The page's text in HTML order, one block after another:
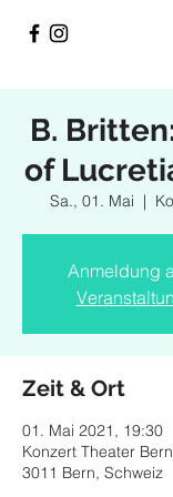
B.
of
Sa., 01. Mai
  |
Anmeldung
Zeit & Ort
01. Mai 2021, 19:30
Konzert Theater
3011 Bern, Schweiz